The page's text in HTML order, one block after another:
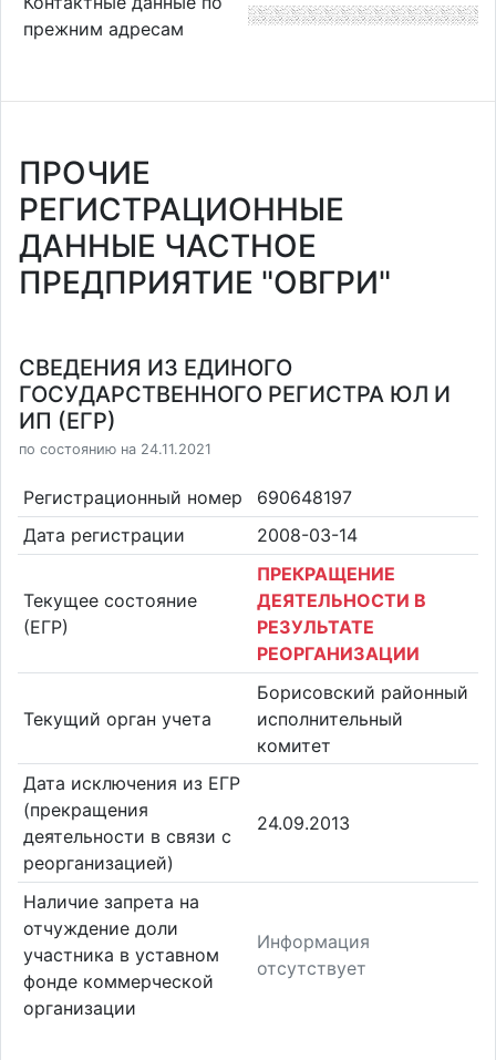
прежним адресам
ПРОЧИЕ
РЕГИСТРАЦИОННЫЕ
ДАННЫЕ ЧАСТНОЕ
ПРЕДПРИЯТИЕ "ОВГРИ"
СВЕДЕНИЯ ИЗ ЕДИНОГО
ГОСУДАРСТВЕННОГО РЕГИСТРА ЮЛ И
ИП (ЕГР)
по состоянию на 24.11.2021
Регистрационный номер
690648197
Дата регистрации
2008-03-14
Текущее состояние
(ЕГР)
ПРЕКРАЩЕНИЕ
ДЕЯТЕЛЬНОСТИ В
РЕЗУЛЬТАТЕ
РЕОРГАНИЗАЦИИ
Текущий орган учета
Борисовский районный
исполнительный
комитет
Дата исключения из ЕГР
(прекращения
деятельности в связи с
реорганизацией)
24.09.2013
Наличие запрета на
отчуждение доли
участника в уставном
фонде коммерческой
организации
Информация
отсутствует